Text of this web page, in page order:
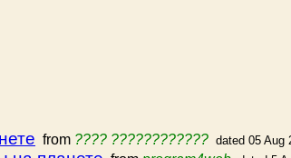
from ???? ???????????? dated 05 Aug